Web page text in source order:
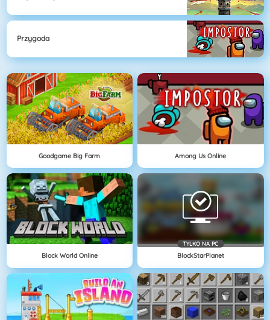
Przygoda
Goodgame Big Farm Among Us Online
Block World Online
TYLKO NA PC
BlockStarPlanet